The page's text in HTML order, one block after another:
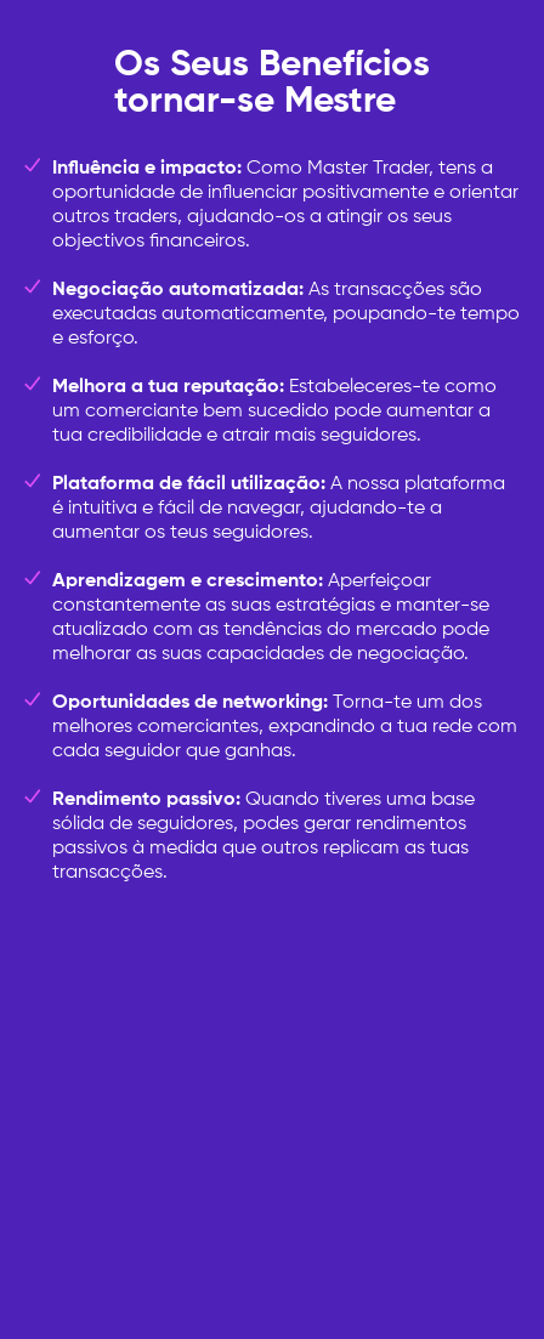
Os Seus Benefícios
tornar-se Mestre
Influência e impacto: Como Master Trader, tens a
oportunidade de influenciar positivamente e orientar
outros traders, ajudando-os a atingir os seus
objectivos financeiros.
Negociação automatizada: As transacções são
executadas automaticamente, poupando-te tempo
e esforço.
Melhora a tua reputação:Estabeleceres-te como
um comerciante bem sucedido pode aumentar a
tua credibilidade e atrair mais seguidores.
Plataforma de fácil utilização: A nossa plataforma
é intuitiva e fácil de navegar, ajudando-te a
aumentar os teus seguidores.
Aprendizagem e crescimento:Aperfeiçoar
constantemente as suas estratégias e manter-se
atualizado com as tendências do mercado pode
melhorar as suas capacidades de negociação.
Oportunidades de networking: Torna-te um dos
melhores comerciantes, expandindo a tua rede com
cada seguidor que ganhas.
Rendimento passivo: Quando tiveres uma base
sólida de seguidores, podes gerar rendimentos
passivos à medida que outros replicam as tuas
transacções.